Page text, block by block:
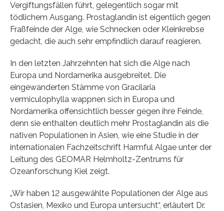
Vergiftungsfällen führt, gelegentlich sogar mit
tödlichem Ausgang. Prostaglandin ist eigentlich gegen
Fraßfeinde der Alge, wie Schnecken oder Kleinkrebse
gedacht, die auch sehr empfindlich darauf reagieren.
In den letzten Jahrzehnten hat sich die Alge nach
Europa und Nordamerika ausgebreitet. Die
eingewanderten Stämme von Gracilaria
vermiculophylla wappnen sich in Europa und
Nordamerika offensichtlich besser gegen ihre Feinde,
denn sie enthalten deutlich mehr Prostaglandin als die
nativen Populationen in Asien, wie eine Studie in der
internationalen Fachzeitschrift Harmful Algae unter der
Leitung des GEOMAR Helmholtz-Zentrums für
Ozeanforschung Kiel zeigt.
„Wir haben 12 ausgewählte Populationen der Alge aus
Ostasien, Mexiko und Europa untersucht“, erläutert Dr.